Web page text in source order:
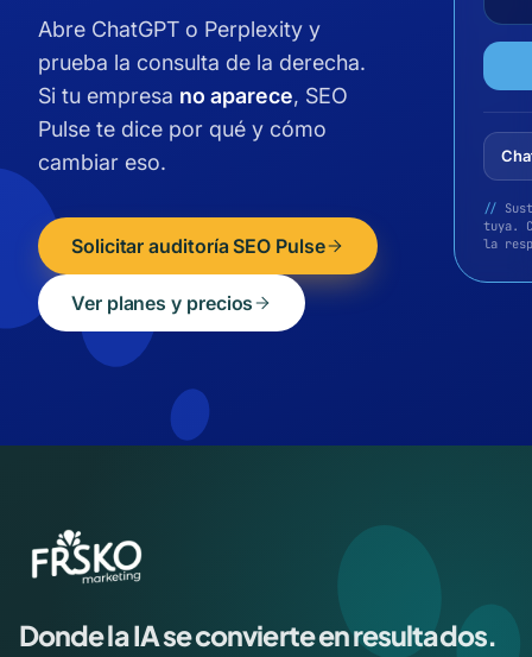
Abre ChatGPT o Perplexity y
prueba la consulta de la derecha.
Si tu empresa no aparece, SEO
Pulse te dice por qué y cómo
cambiar eso.
Solicitar auditoría SEO Pulse
Ver planes y precios
//
tuya.
la
Donde la IA se convierte en resultados.